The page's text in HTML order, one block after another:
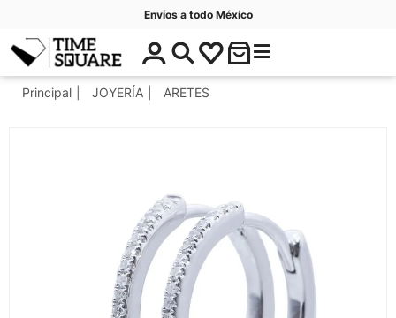
Envíos a todo México
Timesquare
$
0
C
s
Principal JOYERÍA ARETES